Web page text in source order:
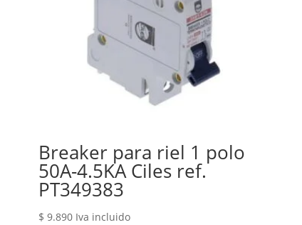
Breaker para riel 1 polo
50A-4.5KA Ciles ref.
PT349383
$ 9.890 Iva incluido